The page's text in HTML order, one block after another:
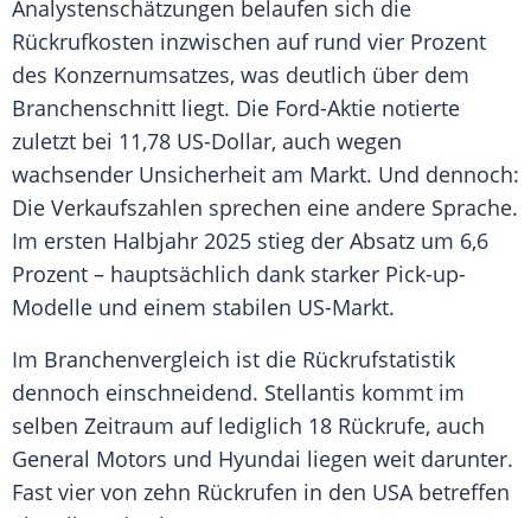
Analystenschätzungen belaufen sich die
Rückrufkosten inzwischen auf rund vier Prozent
des Konzernumsatzes, was deutlich über dem
Branchenschnitt liegt. Die Ford-Aktie notierte
zuletzt bei 11,78 US-Dollar, auch wegen
wachsender Unsicherheit am Markt. Und dennoch:
Die Verkaufszahlen sprechen eine andere Sprache.
Im ersten Halbjahr 2025 stieg der Absatz um 6,6
Prozent – hauptsächlich dank starker Pick-up-
Modelle und einem stabilen US-Markt.
Im Branchenvergleich ist die Rückrufstatistik
dennoch einschneidend. Stellantis kommt im
selben Zeitraum auf lediglich 18 Rückrufe, auch
General Motors und Hyundai liegen weit darunter.
Fast vier von zehn Rückrufen in den USA betreffen